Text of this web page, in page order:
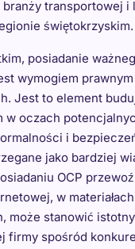
transportowej i
świętokrzyskim.
posiadanie
wymogiem
Jest to element
w oczach
i
jako bardziej
OCP
w
może stanowić
firmy spośród